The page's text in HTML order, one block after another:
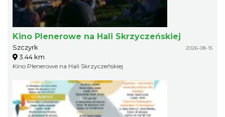
Kino Plenerowe na Hali Skrzyczeńskiej
Szczyrk 2026-08-15
3.44 km
Kino Plenerowe na Hali Skrzyczeńskiej